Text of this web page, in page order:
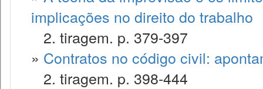
implicações no direito do trabalho
2. tiragem. p. 379-397
» Contratos no código civil:
2. tiragem. p. 398-444